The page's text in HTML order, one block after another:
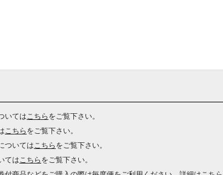
いては こちらをご覧下さい。
こちらをご覧下さい。
ついては こちらをご覧下さい。
ては こちらをご覧下さい。